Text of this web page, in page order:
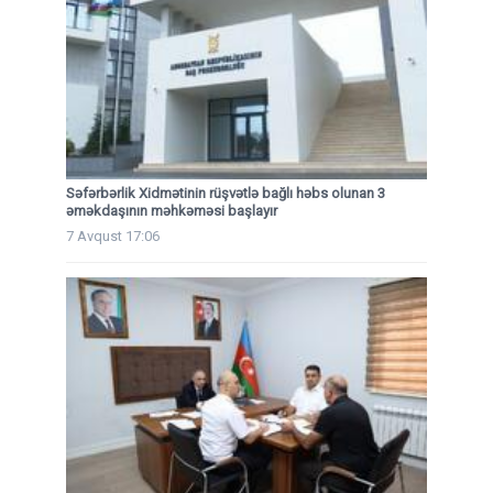
Səfərbərlik Xidmətinin rüşvətlə bağlı həbs olunan 3
əməkdaşının məhkəməsi başlayır
7 Avqust 17:06